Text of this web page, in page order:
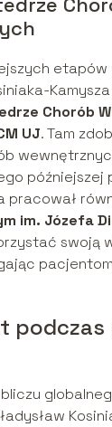
etapów
Chorób
UJ. Tam
późniejszej
pracował
im. Józefa
swoją
podczas